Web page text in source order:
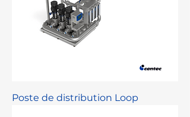
Poste de distribution Loop